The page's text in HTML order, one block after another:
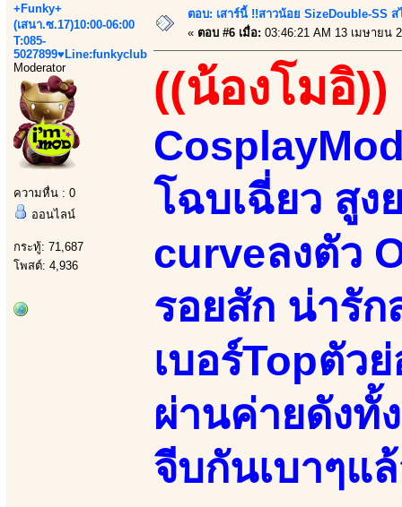
+Funky+
(เสนา.ซ.17)10:00-06:00
T:085-
5027899♥Line:funkyclub
Moderator
ความหื่น : 0
ออนไลน์
กระทู้: 71,687
โพสต์: 4,936
ตอบ: เสาร์นี้ !!สาวน้อย SizeDouble-SS
« ตอบ #6 เมื่อ: 03:46:21 AM 13 เมษายน
((น้องโมอิ))
โฉบเฉี่ยว สูง
curveลงตัว
รอยสัก น่ารั
เบอร์Topตัว
ผ่านค่ายดังทั้
จีบกันเบาๆแ